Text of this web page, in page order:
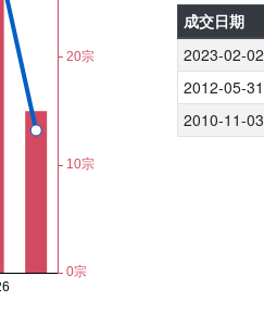
成交日期
2023-02-02
2012-05-31
2010-11-03